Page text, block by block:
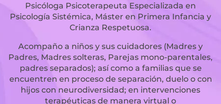
Psicóloga Psicoterapeuta Especializada en
Psicología Sistémica, Máster en Primera Infancia y
Crianza Respetuosa.
Acompaño a niños y sus cuidadores (Madres y
Padres, Madres solteras, Parejas mono-parentales,
padres separados); así como a familias que se
encuentren en proceso de separación, duelo o con
hijos con neurodiversidad; en intervenciones
terapéuticas de manera virtual o